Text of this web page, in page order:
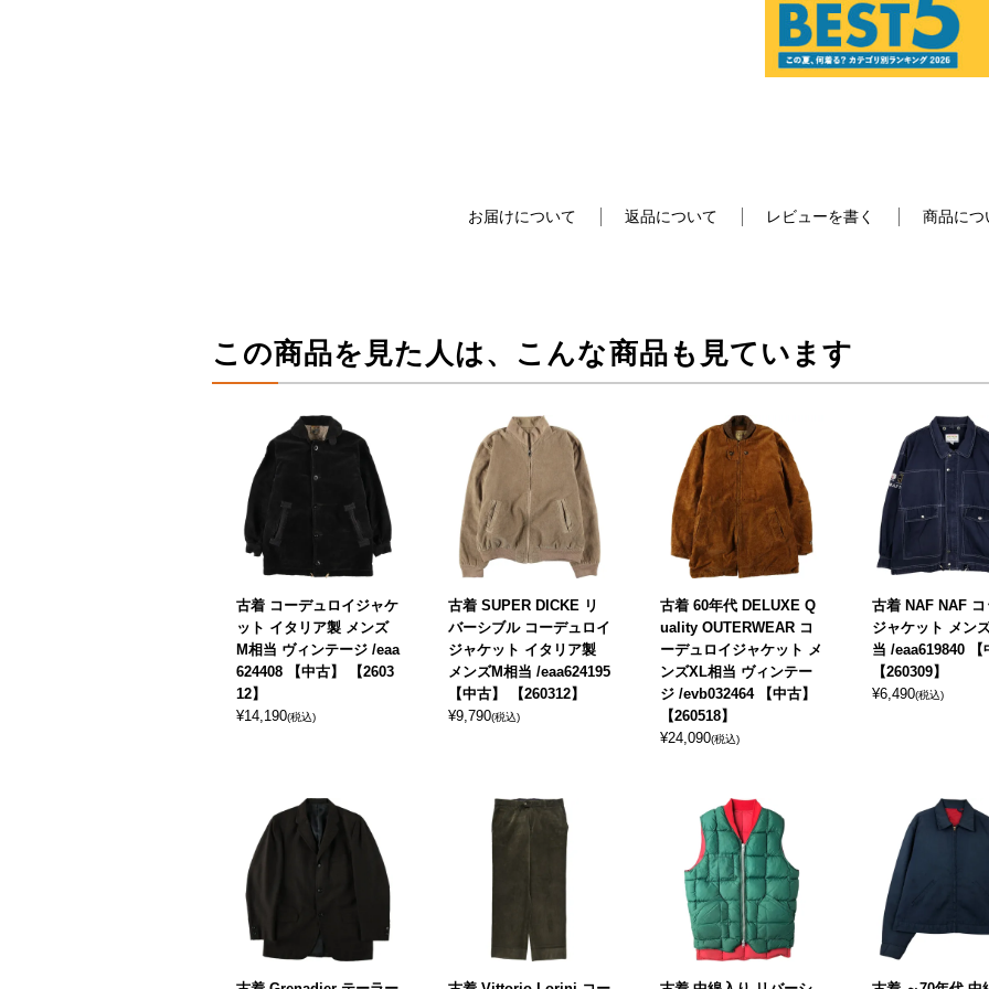
お届けについて 返品について レビューを書く 商品につ
この商品を見た人は、こんな商品も見ています
古着 コーデュロイジャケ
ット イタリア製 メンズ
M相当 ヴィンテージ /eaa
624408 【中古】 【2603
12】
¥14,190(税込)
古着 SUPER DICKE リ
バーシブル コーデュロイ
ジャケット イタリア製
メンズM相当 /eaa624195
【中古】 【260312】
¥9,790(税込)
古着 60年代 DELUXE Q
uality OUTERWEAR コ
ーデュロイジャケット メ
ンズXL相当 ヴィンテー
ジ /evb032464 【中古】
【260518】
¥24,090(税込)
古着 NAF NAF コ
ジャケット メン
当 /eaa619840 【
【260309】
¥6,490(税込)